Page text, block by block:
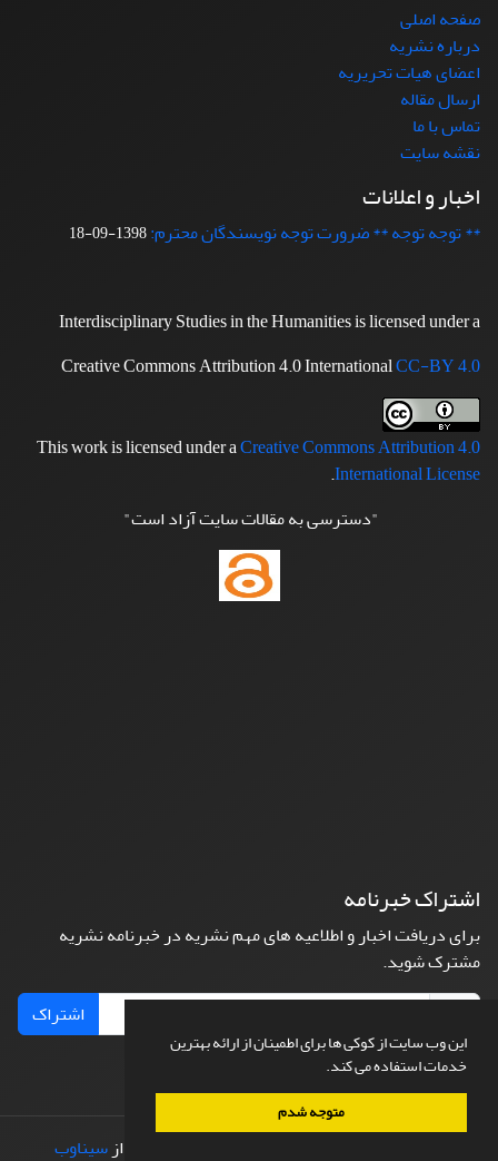
این وب سایت از کوکی ها برای اطمینان از ارائه بهترین
خدمات استفاده می کند.
متوجه شدم
صفحه اصلی
درباره نشریه
اعضای هیات تحریریه
ارسال مقاله
تماس با ما
نقشه سایت
اخبار و اعلانات
** توجه توجه ** ضرورت توجه نویسندگان محترم:1398-09-18
Interdisciplinary Studies in the Humanities is licensed under a
Creative Commons Attribution 4.0 InternationalCC-BY 4.0
This work is licensed under aCreative Commons Attribution 4.0
International License
.
"دسترسی به مقالات سایت آزاد است"
اشتراک خبرنامه
برای دریافت اخبار و اطلاعیه های مهم نشریه در خبرنامه نشریه
مشترک شوید.
اشتراک
طراحی و پیاده سازی از سیناوب